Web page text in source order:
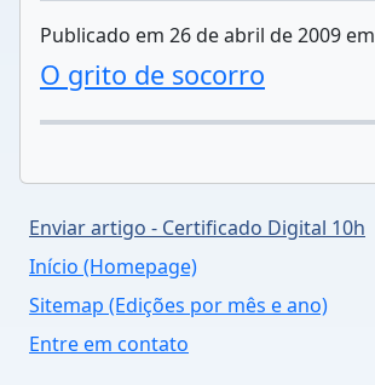
Publicado em 26 de abril de 2009 em
O grito de socorro
Enviar artigo - Certificado Digital 10h
Início (Homepage)
Sitemap (Edições por mês e ano)
Entre em contato